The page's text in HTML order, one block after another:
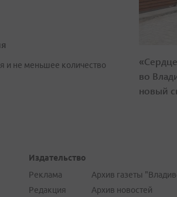
и не меньшее количество
во
новый
Издательство
Реклама
Редакция
Архив газеты
Архив новостей